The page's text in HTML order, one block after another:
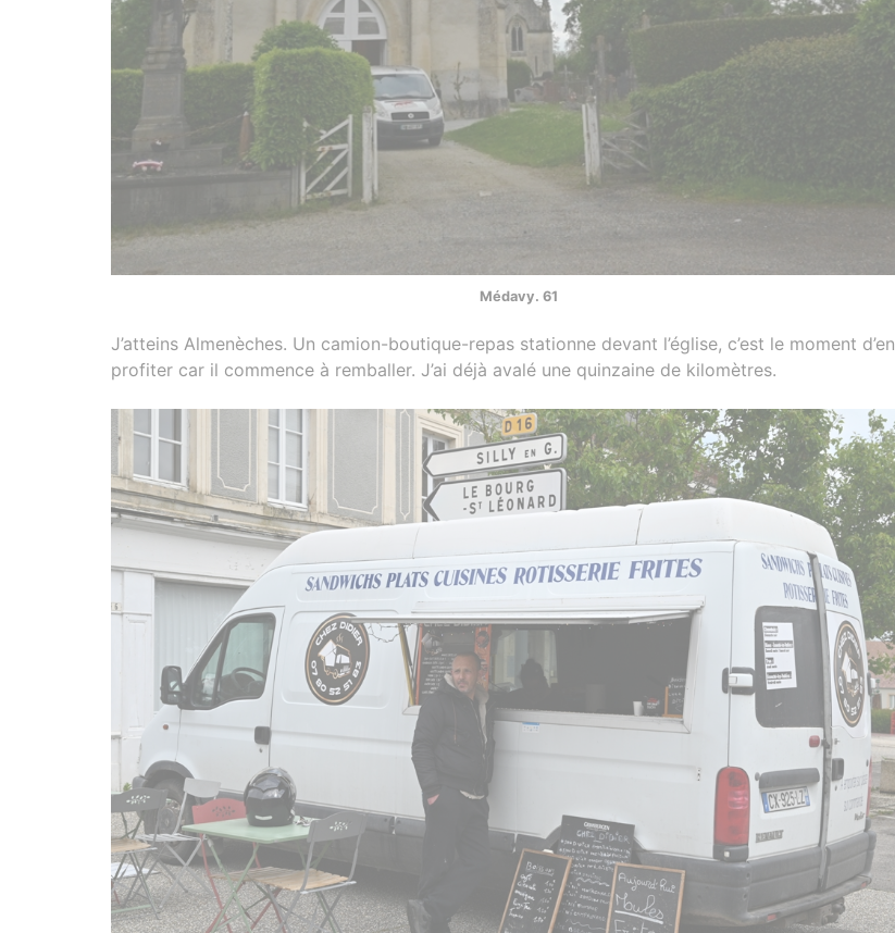
Médavy. 61
J’atteins Almenèches. Un camion-boutique-repas stationne devant l’église, c’est le moment d’en
profiter car il commence à remballer. J’ai déjà avalé une quinzaine de kilomètres.